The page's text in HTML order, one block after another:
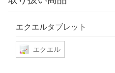
エクエルタブレット
エクエル